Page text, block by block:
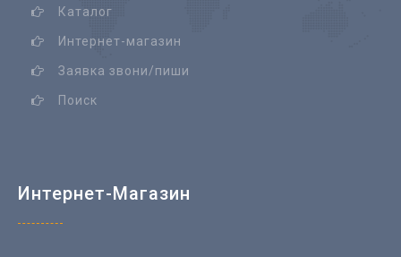
Каталог
Интернет-магазин
Заявка звони/пиши
Поиск
Интернет-Магазин